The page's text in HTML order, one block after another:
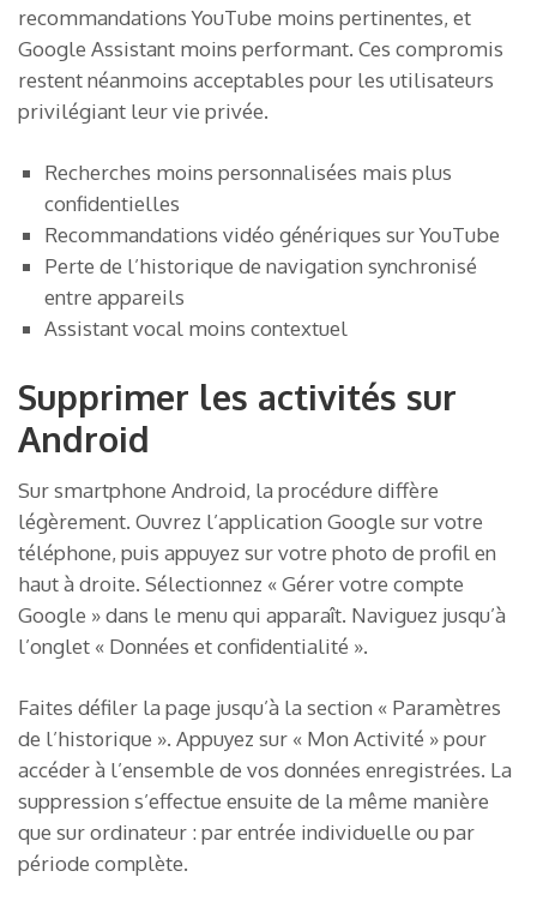
recommandations YouTube moins pertinentes, et
Google Assistant moins performant. Ces compromis
restent néanmoins acceptables pour les utilisateurs
privilégiant leur vie privée.
Recherches moins personnalisées mais plus
confidentielles
Recommandations vidéo génériques sur YouTube
Perte de l’historique de navigation synchronisé
entre appareils
Assistant vocal moins contextuel
Supprimer les activités sur
Android
Sur smartphone Android, la procédure diffère
légèrement. Ouvrez l’application Google sur votre
téléphone, puis appuyez sur votre photo de profil en
haut à droite. Sélectionnez « Gérer votre compte
Google » dans le menu qui apparaît. Naviguez jusqu’à
l’onglet « Données et confidentialité ».
Faites défiler la page jusqu’à la section « Paramètres
de l’historique ». Appuyez sur « Mon Activité » pour
accéder à l’ensemble de vos données enregistrées. La
suppression s’effectue ensuite de la même manière
que sur ordinateur : par entrée individuelle ou par
période complète.